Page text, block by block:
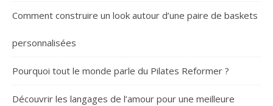
Comment construire un look autour d’une paire de baskets
personnalisées
Pourquoi tout le monde parle du Pilates Reformer ?
Découvrir les langages de l’amour pour une meilleure